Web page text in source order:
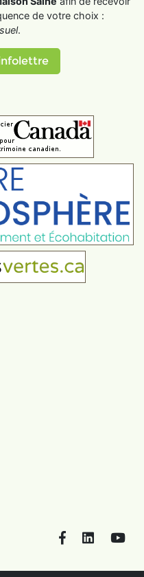
de votre choix :
.
FacebookLinkedIn